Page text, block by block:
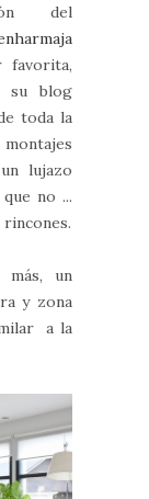
del
favorita,
su blog
toda la
montajes
lujazo
no ...
más, un
y zona
a la